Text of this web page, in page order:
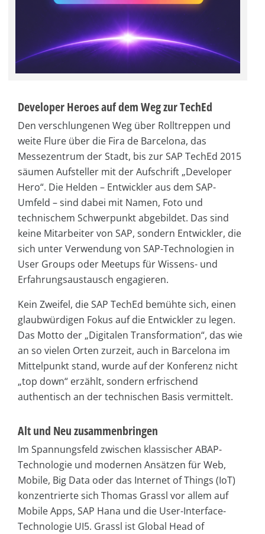
Developer Heroes auf dem Weg zur TechEd
Den verschlungenen Weg über Rolltreppen und
weite Flure über die Fira de Barcelona, das
Messezentrum der Stadt, bis zur SAP TechEd 2015
säumen Aufsteller mit der Aufschrift „Developer
Hero“. Die Helden – Entwickler aus dem SAP-
Umfeld – sind dabei mit Namen, Foto und
technischem Schwerpunkt abgebildet. Das sind
keine Mitarbeiter von SAP, sondern Entwickler, die
sich unter Verwendung von SAP-Technologien in
User Groups oder Meetups für Wissens- und
Erfahrungsaustausch engagieren.
Kein Zweifel, die SAP TechEd bemühte sich, einen
glaubwürdigen Fokus auf die Entwickler zu legen.
Das Motto der „Digitalen Transformation“, das wie
an so vielen Orten zurzeit, auch in Barcelona im
Mittelpunkt stand, wurde auf der Konferenz nicht
„top down“ erzählt, sondern erfrischend
authentisch an der technischen Basis vermittelt.
Alt und Neu zusammenbringen
Im Spannungsfeld zwischen klassischer ABAP-
Technologie und modernen Ansätzen für Web,
Mobile, Big Data oder das Internet of Things (IoT)
konzentrierte sich Thomas Grassl vor allem auf
Mobile Apps, SAP Hana und die User-Interface-
Technologie UI5. Grassl ist Global Head of